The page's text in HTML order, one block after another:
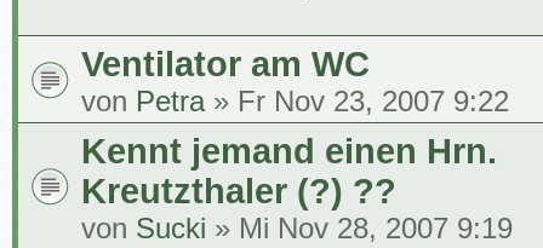
Ventilator am WC
von Petra» Fr Nov 23, 2007 9:22
Kennt jemand einen Hrn.
Kreutzthaler (?) ??
von Sucki » Mi Nov 28, 2007 9:19